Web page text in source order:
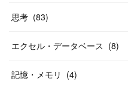
思考 (83)
エクセル・データベース (8)
記憶・メモリ (4)